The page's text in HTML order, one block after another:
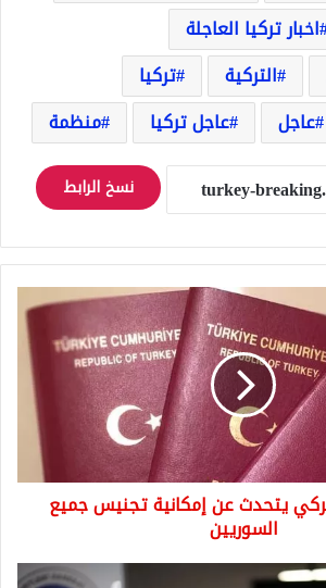
اخبار تركيا العاجلة
التركية
تركيا
عاجل عاجل تركيا منظمة
نسخ الرابط
يتحدث عن إمكانية تجنيس جميع
السوريين